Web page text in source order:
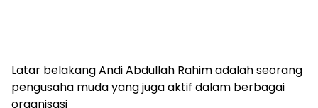
Latar belakang Andi Abdullah Rahim adalah seorang
pengusaha muda yang juga aktif dalam berbagai
organisasi